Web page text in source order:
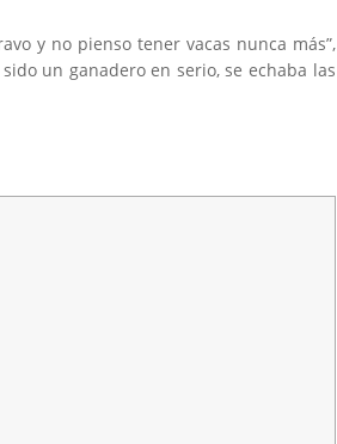
y no pienso tener vacas nunca más”,
un ganadero en serio, se echaba las